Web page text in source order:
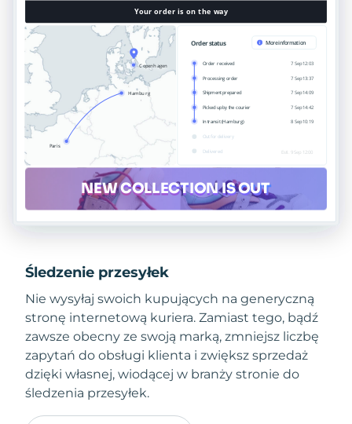
Śledzenie przesyłek
Nie wysyłaj swoich kupujących na generyczną
stronę internetową kuriera. Zamiast tego, bądź
zawsze obecny ze swoją marką, zmniejsz liczbę
zapytań do obsługi klienta i zwiększ sprzedaż
dzięki własnej, wiodącej w branży stronie do
śledzenia przesyłek.